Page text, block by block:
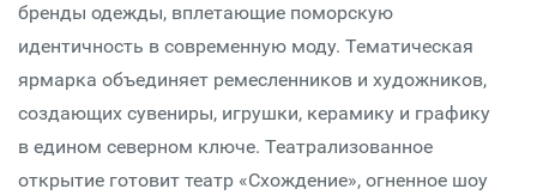
бренды одежды, вплетающие поморскую
идентичность в современную моду. Тематическая
ярмарка объединяет ремесленников и художников,
создающих сувениры, игрушки, керамику и графику
в едином северном ключе. Театрализованное
открытие готовит театр «Схождение», огненное шоу